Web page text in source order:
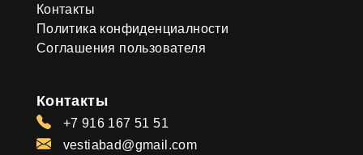
Контакты
Политика конфиденциалности
Соглашения пользователя
Контакты
+7 916 167 51 51
vestiabad@gmail.com